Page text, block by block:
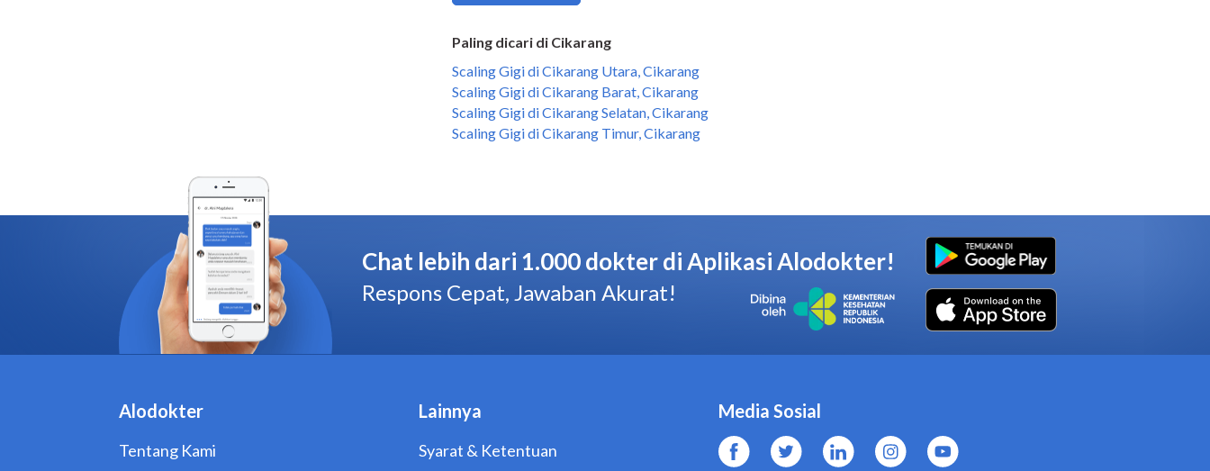
Paling dicari di Cikarang
Scaling Gigi di Cikarang Utara, Cikarang
Scaling Gigi di Cikarang Barat, Cikarang
Scaling Gigi di Cikarang Selatan, Cikarang
Scaling Gigi di Cikarang Timur, Cikarang